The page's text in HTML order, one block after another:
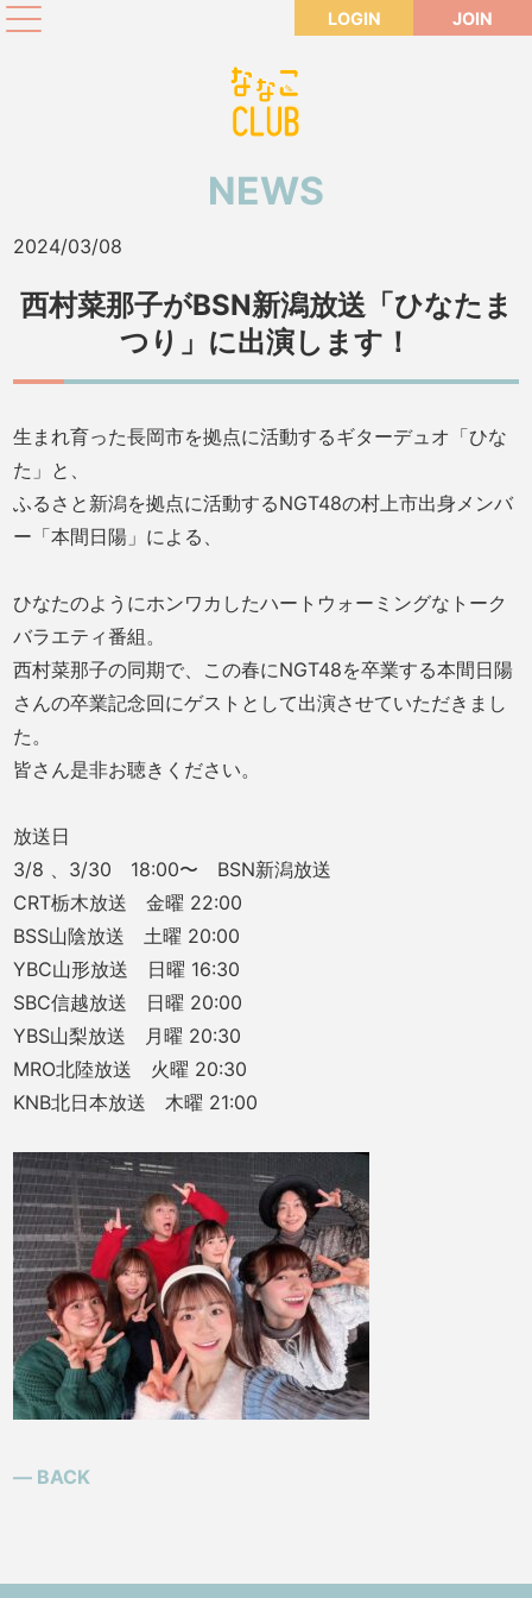
LOGIN JOIN
NEWS
2024/03/08
西村菜那子がBSN新潟放送「ひなたま
つり」に出演します！
生まれ育った長岡市を拠点に活動するギターデュオ「ひな
た」と、
ふるさと新潟を拠点に活動するNGT48の村上市出身メンバ
ー「本間日陽」による、
ひなたのようにホンワカしたハートウォーミングなトーク
バラエティ番組。
西村菜那子の同期で、この春にNGT48を卒業する本間日陽
さんの卒業記念回にゲストとして出演させていただきまし
た。
皆さん是非お聴きください。
放送日
3/8 、3/30 18:00〜 BSN新潟放送
CRT栃木放送 金曜 22:00
BSS山陰放送 土曜 20:00
YBC山形放送 日曜 16:30
SBC信越放送 日曜 20:00
YBS山梨放送 月曜 20:30
MRO北陸放送 火曜 20:30
KNB北日本放送 木曜 21:00
― BACK